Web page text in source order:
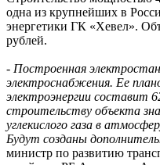
одна из крупнейших в
энергетики ГК «Хевел».
рублей.
- Построенная
электроснабжения. Ее
электроэнергии составит
строительству объекта
углекислого газа в
Будут созданы
министр по развитию